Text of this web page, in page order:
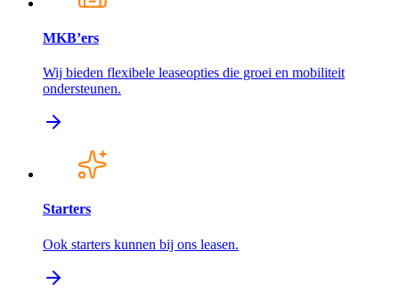
MKB’ers
Wij bieden flexibele leaseopties die groei en mobiliteit
ondersteunen.
Starters
Ook starters kunnen bij ons leasen.